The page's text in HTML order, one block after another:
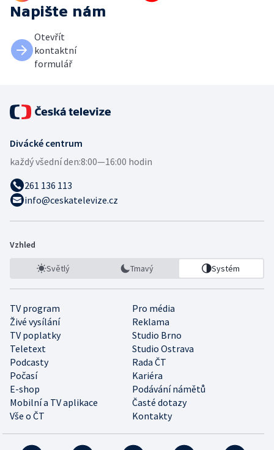
Napište nám
Otevřít
kontaktní
formulář
Divácké centrum
každý všední den:8:00—16:00 hodin
261 136 113
info@ceskatelevize.cz
Vzhled
Světlý Tmavý Systém
TV program
Pro média
Živé vysílání
Reklama
TV poplatky
Studio Brno
Teletext
Studio Ostrava
Podcasty
Rada ČT
Počasí
Kariéra
E-shop
Podávání námětů
Mobilní a TV aplikace
Časté dotazy
Vše o ČT
Kontakty